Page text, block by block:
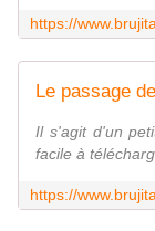
Il s'agit d'un
facile à